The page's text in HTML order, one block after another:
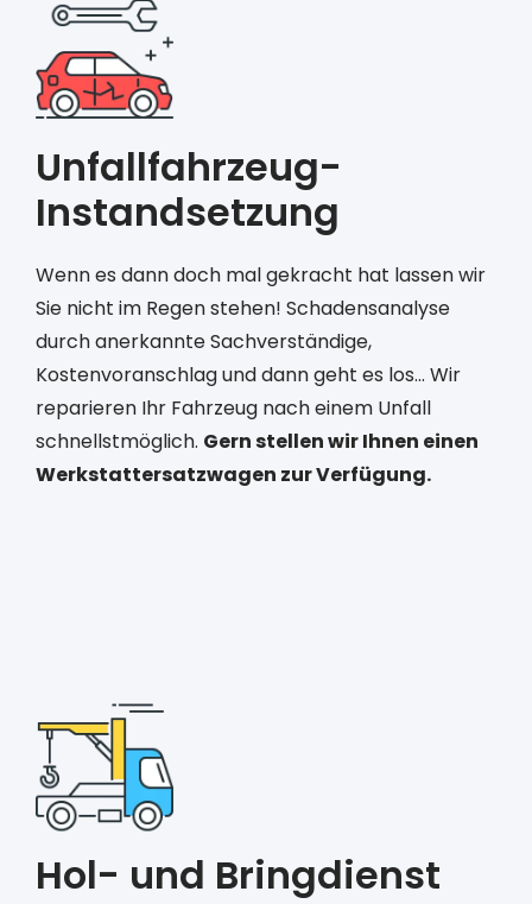
Unfallfahrzeug-
Instandsetzung
Wenn es dann doch mal gekracht hat lassen wir
Sie nicht im Regen stehen! Schadensanalyse
durch anerkannte Sachverständige,
Kostenvoranschlag und dann geht es los... Wir
reparieren Ihr Fahrzeug nach einem Unfall
schnellstmöglich. Gern stellen wir Ihnen einen
Werkstattersatzwagen zur Verfügung.
Hol- und Bringdienst